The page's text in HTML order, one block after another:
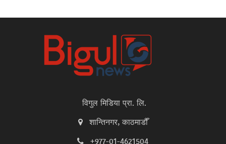
विगुल मिडिया प्रा. लि.
शान्तिनगर, काठमाडौँ